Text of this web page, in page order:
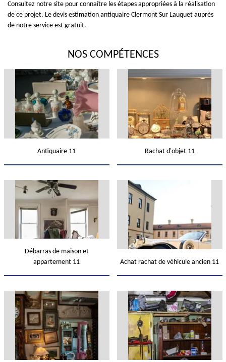
Consultez notre site pour connaître les étapes appropriées à la réalisation
de ce projet. Le devis estimation antiquaire Clermont Sur Lauquet auprès
de notre service est gratuit.
NOS COMPÉTENCES
Antiquaire 11 Rachat d'objet 11
Débarras de maison et
appartement 11
Achat rachat de véhicule ancien 11